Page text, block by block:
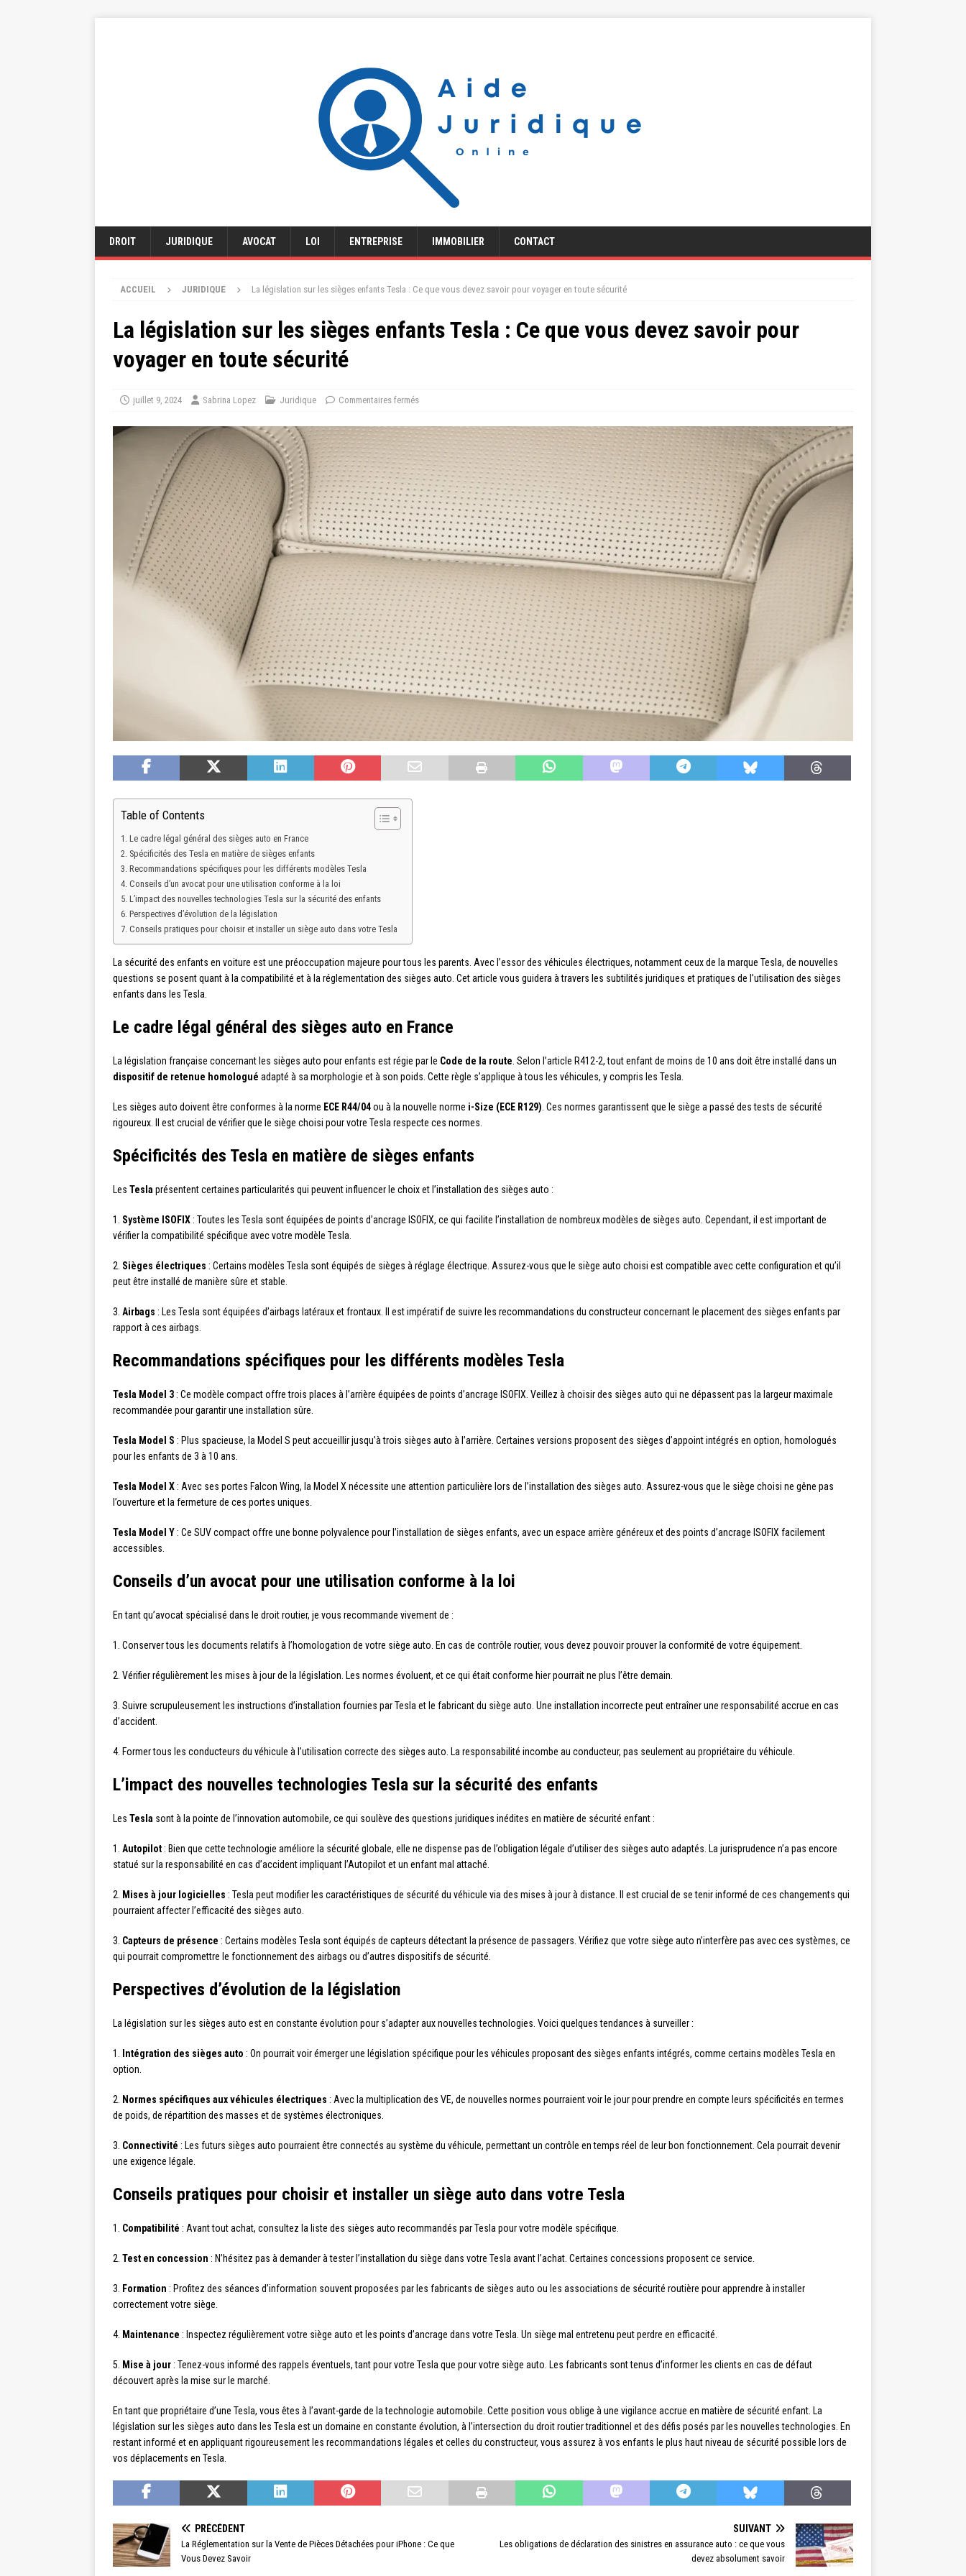
DROIT JURIDIQUE AVOCAT LOI ENTREPRISE IMMOBILIER CONTACT
ACCUEIL JURIDIQUE La législation sur les sièges enfants Tesla : Ce que vous devez savoir pour voyager en toute sécurité
La législation sur les sièges enfants Tesla : Ce que vous devez savoir pour
voyager en toute sécurité
juillet 9, 2024 Sabrina Lopez Juridique Commentaires fermés
Table of Contents
Le cadre légal général des sièges auto en France
Spécificités des Tesla en matière de sièges enfants
Recommandations spécifiques pour les différents modèles Tesla
Conseils d’un avocat pour une utilisation conforme à la loi
L’impact des nouvelles technologies Tesla sur la sécurité des enfants
Perspectives d’évolution de la législation
Conseils pratiques pour choisir et installer un siège auto dans votre Tesla
La sécurité des enfants en voiture est une préoccupation majeure pour tous les parents. Avec l’essor des véhicules électriques, notamment ceux de la marque Tesla, de nouvelles
questions se posent quant à la compatibilité et à la réglementation des sièges auto. Cet article vous guidera à travers les subtilités juridiques et pratiques de l’utilisation des sièges
enfants dans les Tesla.
Le cadre légal général des sièges auto en France
La législation française concernant les sièges auto pour enfants est régie par le Code de la route . Selon l’article R412-2, tout enfant de moins de 10 ans doit être installé dans un
dispositif de retenue homologué adapté à sa morphologie et à son poids. Cette règle s’applique à tous les véhicules, y compris les Tesla.
Les sièges auto doivent être conformes à la norme ECE R44/04ou à la nouvelle norme i-Size (ECE R129) . Ces normes garantissent que le siège a passé des tests de sécurité
rigoureux. Il est crucial de vérifier que le siège choisi pour votre Tesla respecte ces normes.
Spécificités des Tesla en matière de sièges enfants
Les Tesla présentent certaines particularités qui peuvent influencer le choix et l’installation des sièges auto :
1. Système ISOFIX : Toutes les Tesla sont équipées de points d’ancrage ISOFIX, ce qui facilite l’installation de nombreux modèles de sièges auto. Cependant, il est important de
vérifier la compatibilité spécifique avec votre modèle Tesla.
2. Sièges électriques : Certains modèles Tesla sont équipés de sièges à réglage électrique. Assurez-vous que le siège auto choisi est compatible avec cette configuration et qu’il
peut être installé de manière sûre et stable.
3. Airbags : Les Tesla sont équipées d’airbags latéraux et frontaux. Il est impératif de suivre les recommandations du constructeur concernant le placement des sièges enfants par
rapport à ces airbags.
Recommandations spécifiques pour les différents modèles Tesla
Tesla Model 3 : Ce modèle compact offre trois places à l’arrière équipées de points d’ancrage ISOFIX. Veillez à choisir des sièges auto qui ne dépassent pas la largeur maximale
recommandée pour garantir une installation sûre.
Tesla Model S : Plus spacieuse, la Model S peut accueillir jusqu’à trois sièges auto à l’arrière. Certaines versions proposent des sièges d’appoint intégrés en option, homologués
pour les enfants de 3 à 10 ans.
Tesla Model X : Avec ses portes Falcon Wing, la Model X nécessite une attention particulière lors de l’installation des sièges auto. Assurez-vous que le siège choisi ne gêne pas
l’ouverture et la fermeture de ces portes uniques.
Tesla Model Y : Ce SUV compact offre une bonne polyvalence pour l’installation de sièges enfants, avec un espace arrière généreux et des points d’ancrage ISOFIX facilement
accessibles.
Conseils d’un avocat pour une utilisation conforme à la loi
En tant qu’avocat spécialisé dans le droit routier, je vous recommande vivement de :
1. Conserver tous les documents relatifs à l’homologation de votre siège auto. En cas de contrôle routier, vous devez pouvoir prouver la conformité de votre équipement.
2. Vérifier régulièrement les mises à jour de la législation. Les normes évoluent, et ce qui était conforme hier pourrait ne plus l’être demain.
3. Suivre scrupuleusement les instructions d’installation fournies par Tesla et le fabricant du siège auto. Une installation incorrecte peut entraîner une responsabilité accrue en cas
d’accident.
4. Former tous les conducteurs du véhicule à l’utilisation correcte des sièges auto. La responsabilité incombe au conducteur, pas seulement au propriétaire du véhicule.
L’impact des nouvelles technologies Tesla sur la sécurité des enfants
Les Tesla sont à la pointe de l’innovation automobile, ce qui soulève des questions juridiques inédites en matière de sécurité enfant :
1. Autopilot : Bien que cette technologie améliore la sécurité globale, elle ne dispense pas de l’obligation légale d’utiliser des sièges auto adaptés. La jurisprudence n’a pas encore
statué sur la responsabilité en cas d’accident impliquant l’Autopilot et un enfant mal attaché.
2. Mises à jour logicielles : Tesla peut modifier les caractéristiques de sécurité du véhicule via des mises à jour à distance. Il est crucial de se tenir informé de ces changements qui
pourraient affecter l’efficacité des sièges auto.
3. Capteurs de présence : Certains modèles Tesla sont équipés de capteurs détectant la présence de passagers. Vérifiez que votre siège auto n’interfère pas avec ces systèmes, ce
qui pourrait compromettre le fonctionnement des airbags ou d’autres dispositifs de sécurité.
Perspectives d’évolution de la législation
La législation sur les sièges auto est en constante évolution pour s’adapter aux nouvelles technologies. Voici quelques tendances à surveiller :
1. Intégration des sièges auto : On pourrait voir émerger une législation spécifique pour les véhicules proposant des sièges enfants intégrés, comme certains modèles Tesla en
option.
2. Normes spécifiques aux véhicules électriques : Avec la multiplication des VE, de nouvelles normes pourraient voir le jour pour prendre en compte leurs spécificités en termes
de poids, de répartition des masses et de systèmes électroniques.
3. Connectivité : Les futurs sièges auto pourraient être connectés au système du véhicule, permettant un contrôle en temps réel de leur bon fonctionnement. Cela pourrait devenir
une exigence légale.
Conseils pratiques pour choisir et installer un siège auto dans votre Tesla
1. Compatibilité : Avant tout achat, consultez la liste des sièges auto recommandés par Tesla pour votre modèle spécifique.
2. Test en concession : N’hésitez pas à demander à tester l’installation du siège dans votre Tesla avant l’achat. Certaines concessions proposent ce service.
3. Formation : Profitez des séances d’information souvent proposées par les fabricants de sièges auto ou les associations de sécurité routière pour apprendre à installer
correctement votre siège.
4. Maintenance : Inspectez régulièrement votre siège auto et les points d’ancrage dans votre Tesla. Un siège mal entretenu peut perdre en efficacité.
5. Mise à jour : Tenez-vous informé des rappels éventuels, tant pour votre Tesla que pour votre siège auto. Les fabricants sont tenus d’informer les clients en cas de défaut
découvert après la mise sur le marché.
En tant que propriétaire d’une Tesla, vous êtes à l’avant-garde de la technologie automobile. Cette position vous oblige à une vigilance accrue en matière de sécurité enfant. La
législation sur les sièges auto dans les Tesla est un domaine en constante évolution, à l’intersection du droit routier traditionnel et des défis posés par les nouvelles technologies. En
restant informé et en appliquant rigoureusement les recommandations légales et celles du constructeur, vous assurez à vos enfants le plus haut niveau de sécurité possible lors de
vos déplacements en Tesla.
PRÉCÉDENT
La Réglementation sur la Vente de Pièces Détachées pour iPhone : Ce que
Vous Devez Savoir
SUIVANT
Les obligations de déclaration des sinistres en assurance auto : ce que vous
devez absolument savoir